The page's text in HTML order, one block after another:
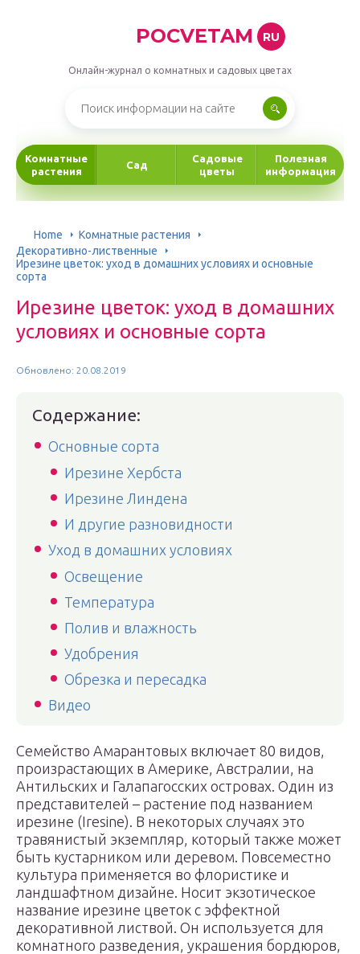
POCVETAM RU
Онлайн-журнал о комнатных и садовых цветах
Комнатные
растения
Сад
Садовые
цветы
Полезная
информация
Home
Комнатные растения
Декоративно-лиственные
Ирезине цветок: уход в домашних условиях и основные
сорта
Ирезине цветок: уход в домашних
условиях и основные сорта
Обновлено: 20.08.2019
Содержание:
Основные сорта
Ирезине Хербста
Ирезине Линдена
И другие разновидности
Уход в домашних условиях
Освещение
Температура
Полив и влажность
Удобрения
Обрезка и пересадка
Видео
Семейство Амарантовых включает 80 видов,
произрастающих в Америке, Австралии, на
Антильских и Галапагосских островах. Один из
представителей – растение под названием
ирезине (Iresine). В некоторых случаях это
травянистый экземпляр, который также может
быть кустарником или деревом. Повсеместно
культура применяется во флористике и
ландшафтном дизайне. Носит экзотическое
название ирезине цветок с эффектной
декоративной листвой. Он используется для
комнатного разведения, украшения бордюров,